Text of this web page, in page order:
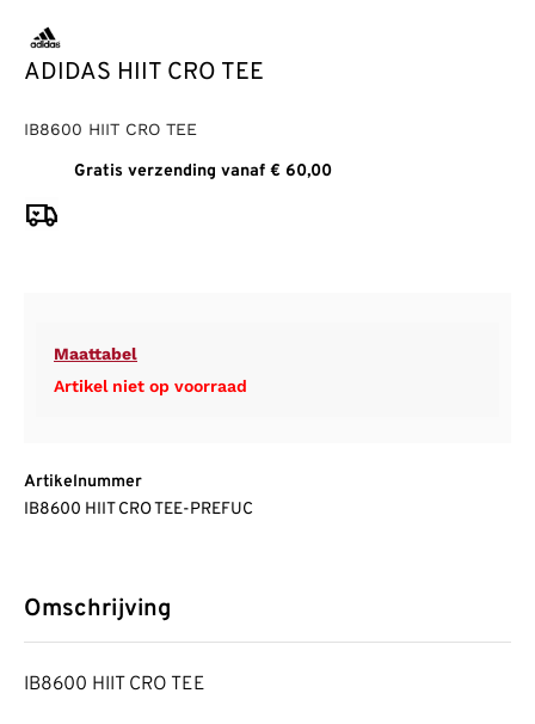
ADIDAS HIIT CRO TEE
IB8600 HIIT CRO TEE
Gratis verzending vanaf € 60,00
Maattabel
Artikel niet op voorraad
Artikelnummer
IB8600 HIIT CRO TEE-PREFUC
Omschrijving
IB8600 HIIT CRO TEE